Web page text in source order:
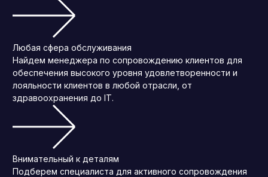
Любая сфера обслуживания
Найдем менеджера по сопровождению клиентов для
обеспечения высокого уровня удовлетворенности и
лояльности клиентов в любой отрасли, от
здравоохранения до IT.
Внимательный к деталям
Подберем специалиста для активного сопровождения